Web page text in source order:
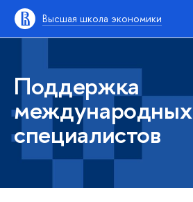
Высшая школа экономики
Поддержка
международных
специалистов